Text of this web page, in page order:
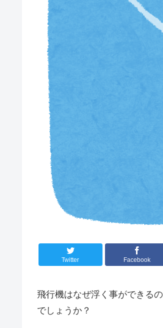
Twitter Facebook
飛行機はなぜ浮く事ができる
でしょうか？